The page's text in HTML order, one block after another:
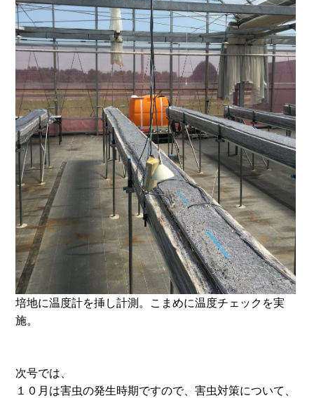
培地に温度計を挿し計測。こまめに温度チェックを実
施。
次号では、
１０月は害虫の発生時期ですので、害虫対策について、